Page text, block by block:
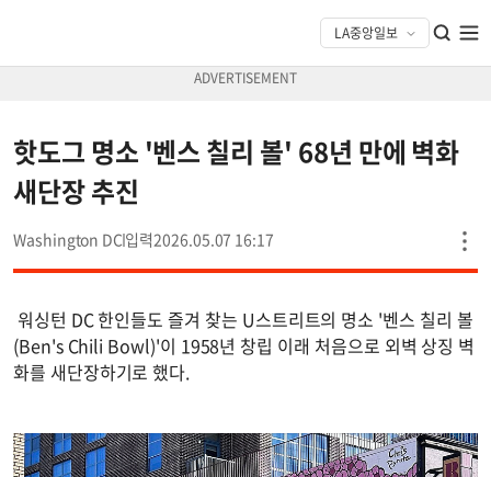
핫도그 명소 '벤스 칠리 볼' 68년 만에 벽화
새단장 추진
Washington DC 2026.05.07 16:17
워싱턴 DC 한인들도 즐겨 찾는 U스트리트의 명소 '벤스 칠리 볼
(Ben's Chili Bowl)'이 1958년 창립 이래 처음으로 외벽 상징 벽
화를 새단장하기로 했다.